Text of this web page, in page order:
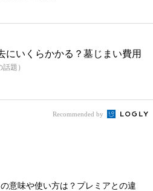
にいくらかかる？墓じまい費用
題）
Recommended by
の意味や使い方は？プレミアとの違